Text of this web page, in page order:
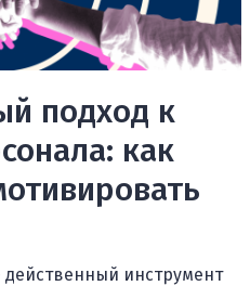
подход к
как
инструмент